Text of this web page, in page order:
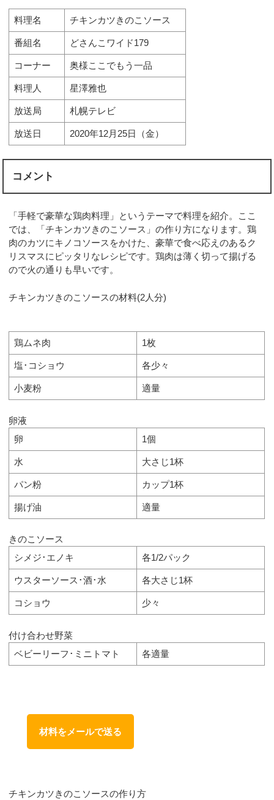
料理名 チキンカツきのこソース
番組名 どさんこワイド179
コーナー 奥様ここでもう一品
料理人 星澤雅也
放送局 札幌テレビ
放送日 2020年12月25日（金）
コメント
「手軽で豪華な鶏肉料理」というテーマで料理を紹介。ここ
では、「チキンカツきのこソース」の作り方になります。鶏
肉のカツにキノコソースをかけた、豪華で食べ応えのあるク
リスマスにピッタリなレシピです。鶏肉は薄く切って揚げる
ので火の通りも早いです。
チキンカツきのこソースの材料(2人分)
鶏ムネ肉 1枚
塩･コショウ 各少々
小麦粉 適量
卵液
卵
1個
水 大さじ1杯
パン粉 カップ1杯
揚げ油 適量
きのこソース
シメジ･エノキ
各1/2パック
ウスターソース･酒･水 各大さじ1杯
コショウ 少々
付け合わせ野菜
ベビーリーフ･ミニトマト
各適量
材料をメールで送る
チキンカツきのこソースの作り方